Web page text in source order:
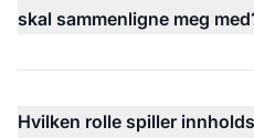
skal sammenligne meg
Hvilken rolle spiller